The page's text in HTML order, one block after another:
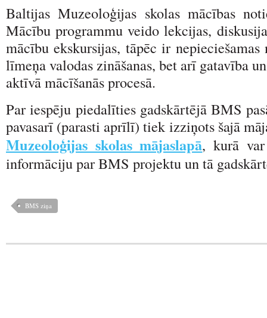
Baltijas Muzeoloģijas skolas mācības
Mācību programmu veido lekcijas,
mācību ekskursijas, tāpēc ir
līmeņa valodas zināšanas, bet arī gatavība
aktīvā mācīšanās procesā.
Par iespēju piedalīties gadskārtējā BMS
pavasarī (parasti aprīlī) tiek izziņots šajā
Muzeoloģijas skolas mājaslapā, kurā
informāciju par BMS projektu un tā
BMS ziņa